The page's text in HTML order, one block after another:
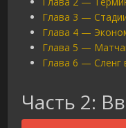
Глава 3 —
Глава 4 —
Глава 5 —
Глава 6 — Сленг
Часть 2: